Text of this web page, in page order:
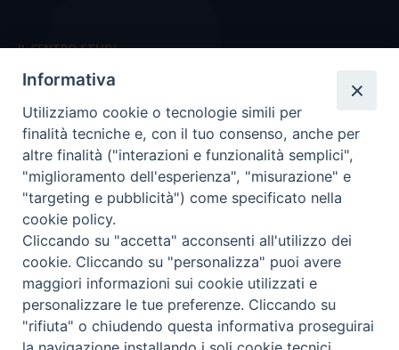
IL CENTRO STUDI
La nostra storia
Statuto
Presidenza e ufficio presidenza
Consiglio scientifico
Coordinamento nazionale
COPYRIGHT Scienza & Vita - C.F96600690588- Tutti i
Informativa
Utilizziamo cookie o tecnologie simili per
finalità tecniche e, con il tuo consenso, anche per
altre finalità ("interazioni e funzionalità semplici",
"miglioramento dell'esperienza", "misurazione" e
"targeting e pubblicità") come specificato nella
cookie policy.
Cliccando su "accetta" acconsenti all'utilizzo dei
cookie. Cliccando su "personalizza" puoi avere
maggiori informazioni sui cookie utilizzati e
personalizzare le tue preferenze. Cliccando su
"rifiuta" o chiudendo questa informativa proseguirai